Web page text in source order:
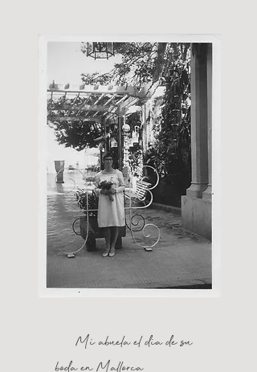
Mi abuela el dia de su